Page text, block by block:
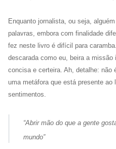
Enquanto jornalista, ou seja,
palavras, embora com finalidade
fez neste livro é difícil para
descarada como eu, beira a
concisa e certeira. Ah, detalhe: não
uma metáfora que está presente ao
sentimentos.
“Abrir mão do que a gente
mundo”